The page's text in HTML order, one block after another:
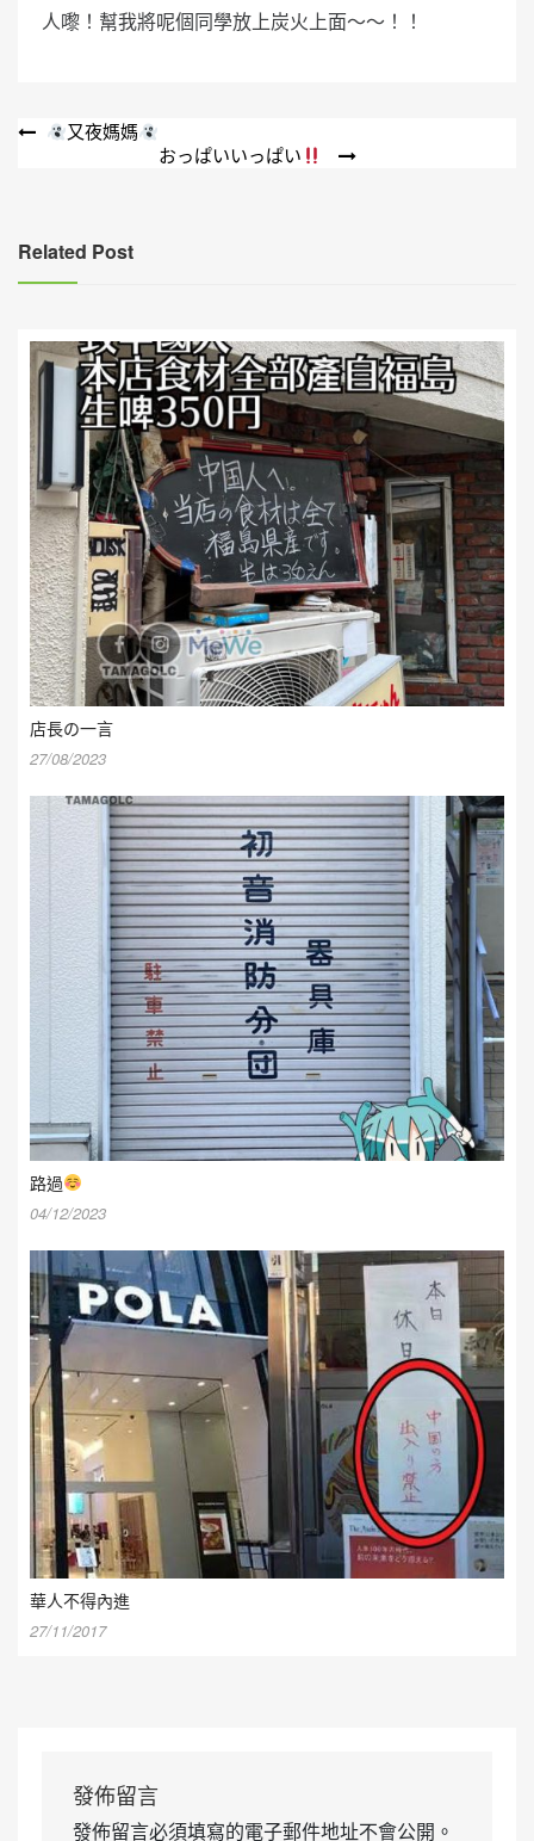
人嚟！幫我將呢個同學放上炭火上面～～！！
文
覽
又夜媽媽
おっぱいいっぱい
Related Post
店長の一言
27/08/2023
路過
04/12/2023
華人不得內進
27/11/2017
發佈留言
發佈留言必須填寫的電子郵件地址不會公開。